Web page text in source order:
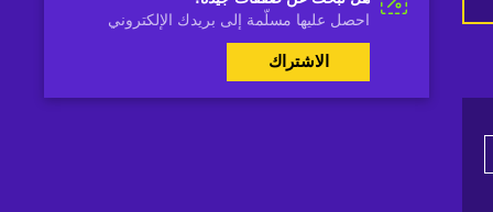
احصل عليها مسلّمة إلى بريدك الإلكتروني
الاشتراك